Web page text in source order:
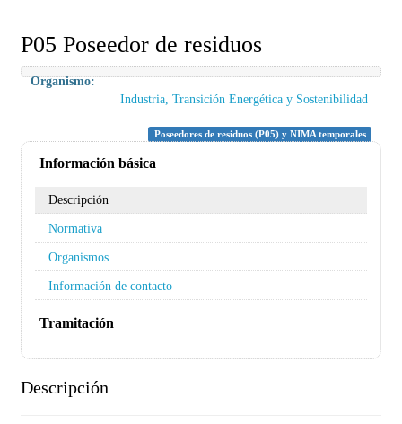
P05 Poseedor de residuos
Organismo:
Industria, Transición Energética y Sostenibilidad
Poseedores de residuos (P05) y NIMA temporales
Información básica
Descripción
Normativa
Organismos
Información de contacto
Tramitación
Descripción